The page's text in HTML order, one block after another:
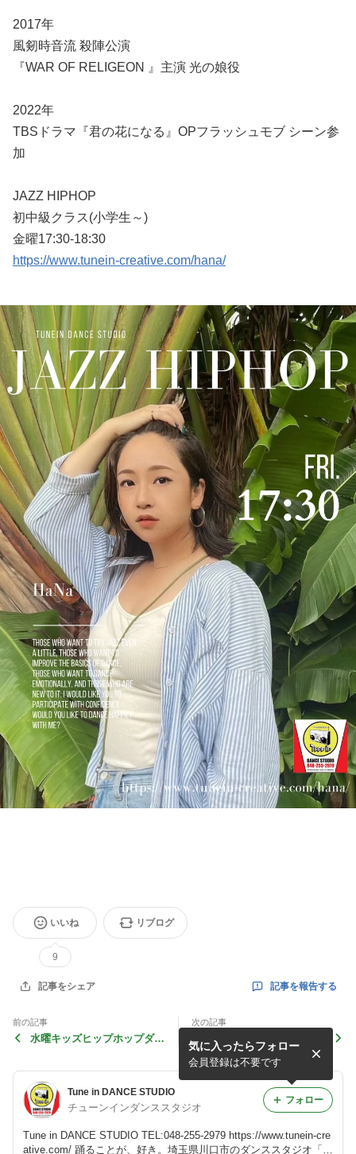
2017年
風剱時音流 殺陣公演
『WAR OF RELIGEON 』主演 光の娘役
2022年
TBSドラマ『君の花になる』OPフラッシュモブ シーン参
加
JAZZ HIPHOP
初中級クラス(小学生～)
金曜17:30-18:30
https://www.tunein-creative.com/hana/
いいね
9
リブログ
記事をシェア 記事を報告する
前の記事
水曜キッズヒップホップダン
次の記事
[月曜17:30]『HIPHOP』(TA
KUMI先生/川口本校)
Tune in DANCE STUDIO
チューンインダンススタジオ
Tune in DANCE STUDIO TEL:048-255-2979 https://www.tunein-cre
ative.com/ 踊ることが、好き。埼玉県川口市のダンススタジオ「T
気に入ったらフォロー
会員登録は不要です
フォロー